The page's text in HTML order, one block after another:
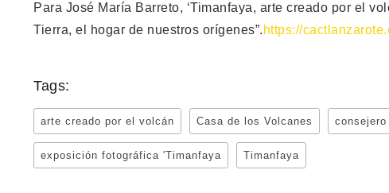
Para José María Barreto, ‘Timanfaya, arte creado por el
Tierra, el hogar de nuestros orígenes”. https://
Tags:
arte creado por el volcán Casa de los Volcanes
exposición fotográfica 'Timanfaya Timanfaya